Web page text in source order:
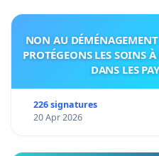
NON AU
PROTÉGEONS LES SOINS
DANS LES
226 signatures
20 Apr 2026